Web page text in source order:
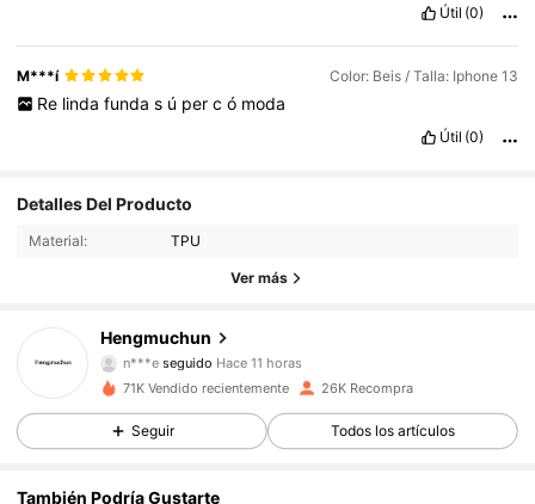
Útil (0)
M***í Color: Beis / Talla: Iphone 13
Re linda funda s ú per c ó moda
Útil (0)
Detalles Del Producto
Material: TPU
Ver más
Hengmuchun
n***eseguido Hace 11 horas
2***4 está navegando
4,92
4.8K Seguidores
71K Vendido recientemente 26K Recompra
Seguir Todos los artículos
También Podría Gustarte